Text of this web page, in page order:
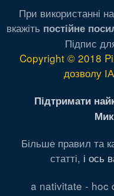
При використанні
вкажіть постійне
Підпис
Copyright © 2018
дозволу
Підтримати
Більше правил та
статті, і ось
a nativitate - hoc